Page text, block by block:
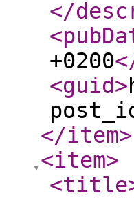
</
+0200
<guid>
</item>
<item>
<title